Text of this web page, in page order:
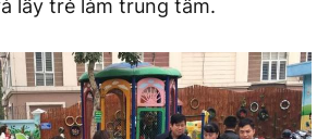
lấy trẻ làm trung tâm.